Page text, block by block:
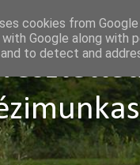
cookies from
with Google along with
to detect and